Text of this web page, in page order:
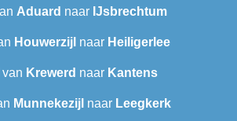
Aduard naar IJsbrechtum
Houwerzijl naar Heiligerlee
Krewerd naar Kantens
Munnekezijl naar Leegkerk